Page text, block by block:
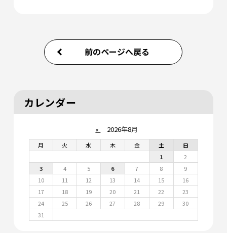
前のページへ戻る
カレンダー
« 2026年8月
月 火 水 木 金 土
日
1
2
3
4 5 6 7 8
9
10
11 12 13 14 15
16
17
18 19 20 21 22
23
24
25 26 27 28 29
30
31